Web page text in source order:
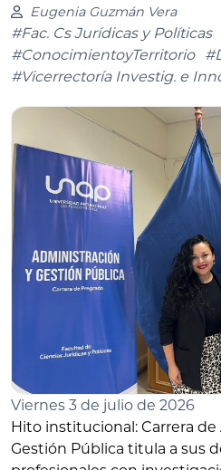
Eugenia Guzmán Vera
#Fac. Cs Jurídicas y Políticas
#ConocimientoyTerritorio
#Vicerrectoría Investig. e
Viernes 3 de julio de 2026
Hito institucional: Carrera
Gestión Pública titula a sus